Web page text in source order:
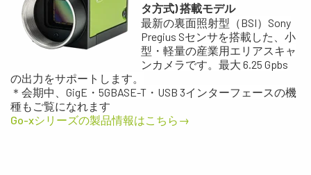
タ方式) 搭載モデル
最新の裏面照射型（BSI）Sony
Pregius Sセンサを搭載した、小
型・軽量の産業用エリアスキャ
ンカメラです。最大 6.25 Gpbs
の出力をサポートします。
＊会期中、GigE・5GBASE-T・USB 3インターフェースの機
種もご覧になれます
Go-xシリーズの製品情報はこちら→